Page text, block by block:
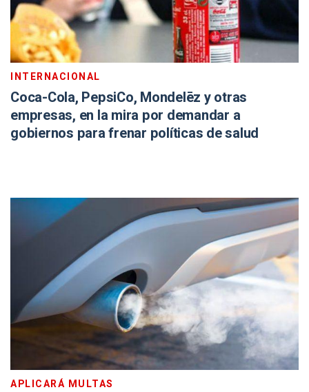
INTERNACIONAL
Coca-Cola, PepsiCo, Mondelēz y otras
empresas, en la mira por demandar a
gobiernos para frenar políticas de salud
APLICARÁ MULTAS